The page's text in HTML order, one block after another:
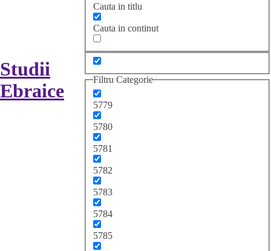
Studii
Ebraice
Cauta in titlu
Cauta in continut
Filtru Categorie
5779
5780
5781
5782
5783
5784
5785